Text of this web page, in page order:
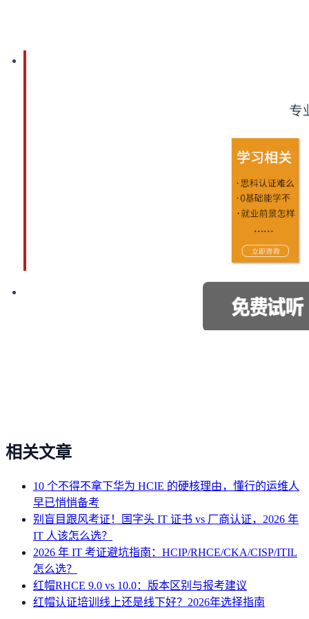
相关文章
10 个不得不拿下华为 HCIE 的硬核理由，懂行的运维人
早已悄悄备考
别盲目跟风考证！国字头 IT 证书 vs 厂商认证，2026 年
IT 人该怎么选？
2026 年 IT 考证避坑指南：HCIP/RHCE/CKA/CISP/ITIL
怎么选？
红帽RHCE 9.0 vs 10.0：版本区别与报考建议
红帽认证培训线上还是线下好？2026年选择指南